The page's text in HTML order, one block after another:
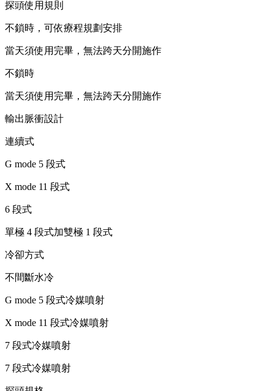
探頭使用規則
不鎖時，可依療程規劃安排
當天須使用完畢，無法跨天分開施作
不鎖時
當天須使用完畢，無法跨天分開施作
輸出脈衝設計
連續式
G mode 5 段式
X mode 11 段式
6 段式
單極 4 段式加雙極 1 段式
冷卻方式
不間斷水冷
G mode 5 段式冷媒噴射
X mode 11 段式冷媒噴射
7 段式冷媒噴射
7 段式冷媒噴射